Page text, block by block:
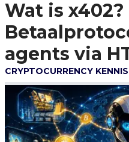
Wat is x402?
agents via
CRYPTOCURRENCY